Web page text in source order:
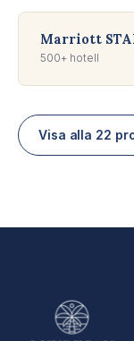
Marriott
500+ hotell
Visa alla 22